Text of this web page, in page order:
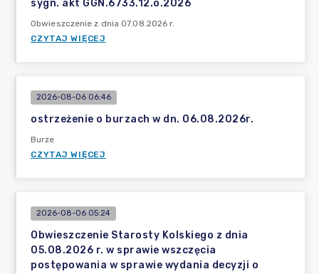
sygn. akt GGN.6733.12.o.2026
Obwieszczenie z dnia 07.08.2026 r.
CZYTAJ WIĘCEJ
2026-08-06 06:46
ostrzeżenie o burzach w dn. 06.08.2026r.
Burze
CZYTAJ WIĘCEJ
2026-08-06 05:24
Obwieszczenie Starosty Kolskiego z dnia
05.08.2026 r. w sprawie wszczęcia
postępowania w sprawie wydania decyzji o